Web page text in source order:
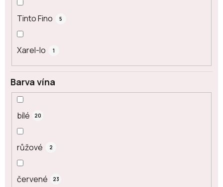
Tinto Fino 5
Xarel-lo 1
Barva vína
bílé 20
růžové 2
červené 23